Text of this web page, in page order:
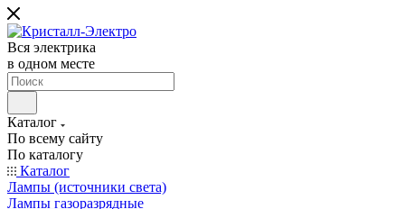
Вся электрика
в одном месте
Каталог
По всему сайту
По каталогу
Каталог
Лампы (источники света)
Лампы газоразрядные